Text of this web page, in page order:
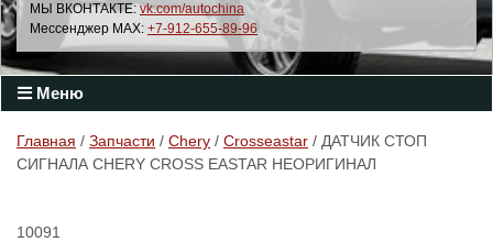
МЫ ВКОНТАКТЕ: vk.com/autochina
Мессенджер MAX: +7-912-655-89-96
Меню
Главная / Запчасти / Chery / Crosseastar / ДАТЧИК СТОП
СИГНАЛА CHERY CROSS EASTAR НЕОРИГИНАЛ
10091